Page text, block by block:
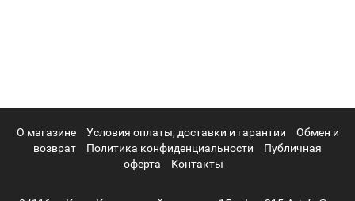
О магазине Условия оплаты, доставки и гарантии
Обмен и
возврат
Политика конфиденциальности
Публичная
оферта
Контакты